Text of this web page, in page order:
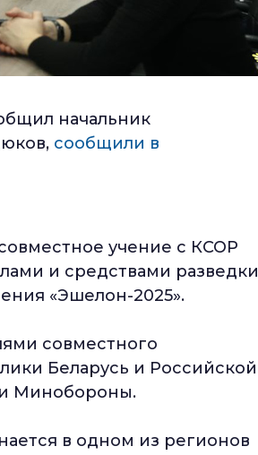
начальник
сообщили в
учение с КСОР
и средствами разведки
«Эшелон-2025».
совместного
Беларусь и Российской
Минобороны.
в одном из регионов